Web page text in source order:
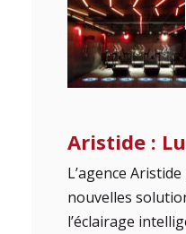
Aristide :
L’agence
nouvelles
l’éclairage